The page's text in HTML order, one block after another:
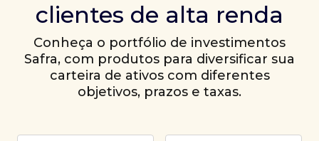
clientes de alta renda
Conheça o portfólio de investimentos
Safra, com produtos para diversificar sua
carteira de ativos com diferentes
objetivos, prazos e taxas.